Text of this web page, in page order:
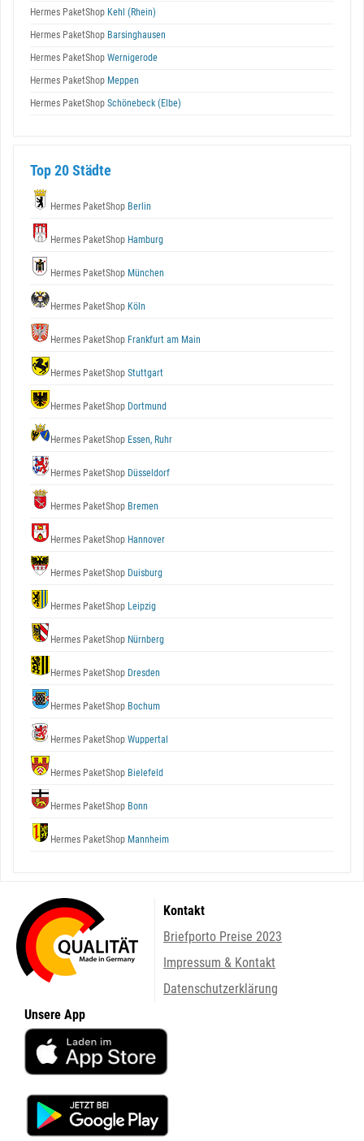
Hermes PaketShop Kehl (Rhein)
Hermes PaketShop Barsinghausen
Hermes PaketShop Wernigerode
Hermes PaketShop Meppen
Hermes PaketShop Schönebeck (Elbe)
Top 20 Städte
Hermes PaketShop Berlin
Hermes PaketShop Hamburg
Hermes PaketShop München
Hermes PaketShop Köln
Hermes PaketShop Frankfurt am Main
Hermes PaketShop Stuttgart
Hermes PaketShop Dortmund
Hermes PaketShop Essen, Ruhr
Hermes PaketShop Düsseldorf
Hermes PaketShop Bremen
Hermes PaketShop Hannover
Hermes PaketShop Duisburg
Hermes PaketShop Leipzig
Hermes PaketShop Nürnberg
Hermes PaketShop Dresden
Hermes PaketShop Bochum
Hermes PaketShop Wuppertal
Hermes PaketShop Bielefeld
Hermes PaketShop Bonn
Hermes PaketShop Mannheim
Kontakt
Briefporto Preise 2023
Impressum & Kontakt
Datenschutzerklärung
Unsere App